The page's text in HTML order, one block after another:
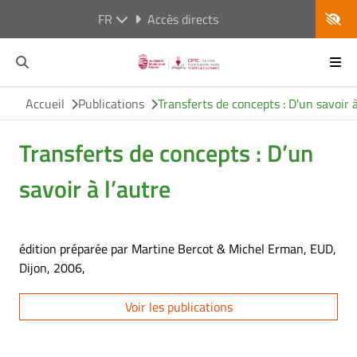
FR Accès directs
Accueil Publications Transferts de concepts : D'un savoir
Transferts de concepts : D’un
savoir à l’autre
édition préparée par Martine Bercot & Michel Erman, EUD,
Dijon, 2006,
Voir les publications